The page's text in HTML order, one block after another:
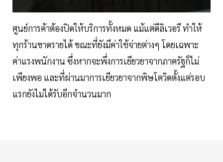
ศูนย์การค้าต้องปิดให้บริการทั้งหมด แม้แต่ดีลิเวอรี ทำให้
ทุกร้านขาดรายได้ ขณะที่ยังมีค่าใช้จ่ายต่างๆ โดยเฉพาะ
ค่าแรงพนักงาน ซึ่งหากจะพึ่งการเยียวยาจากภาครัฐก็ไม่
เพียงพอ และที่ผ่านมาการเยียวยาจากพิษโควิดตั้งแต่รอบ
แรกยังไม่ได้รับอีกจำนวนมาก